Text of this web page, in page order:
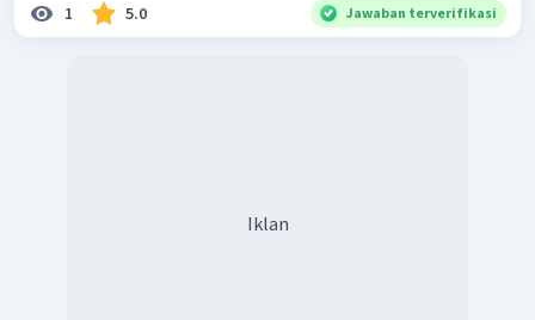
1 5.0 Jawaban terverifikasi
Iklan